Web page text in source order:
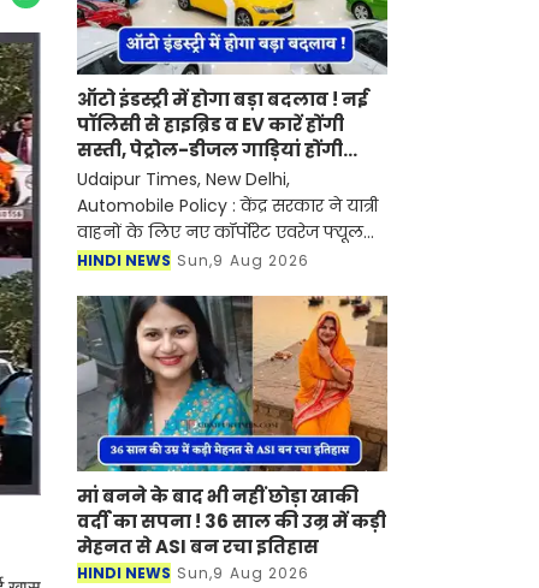
ऑटो इंडस्ट्री में होगा बड़ा बदलाव ! नई
पॉलिसी से हाइब्रिड व EV कारें होंगी
सस्ती, पेट्रोल-डीजल गाड़ियां होंगी
महंगी
Udaipur Times, New Delhi,
Automobile Policy : केंद्र सरकार ने यात्री
वाहनों के लिए नए कॉर्पोरेट एवरेज फ्यूल
इकोनामी मानकों का मसौदा जारी किया है।
पॉलिसी का
HINDI NEWS Sun,9 Aug 2026
मां बनने के बाद भी नहीं छोड़ा खाकी
वर्दी का सपना ! 36 साल की उम्र में कड़ी
मेहनत से ASI बन रचा इतिहास
HINDI NEWS Sun,9 Aug 2026